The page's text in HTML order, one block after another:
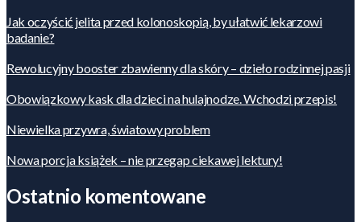
Jak oczyścić jelita przed kolonoskopią, by ułatwić lekarzowi
badanie?
Rewolucyjny booster zbawienny dla skóry – dzieło rodzinnej pasji
Obowiązkowy kask dla dzieci na hulajnodze. Wchodzi przepis!
Niewielka przywra, światowy problem
Nowa porcja książek – nie przegap ciekawej lektury!
Ostatnio komentowane